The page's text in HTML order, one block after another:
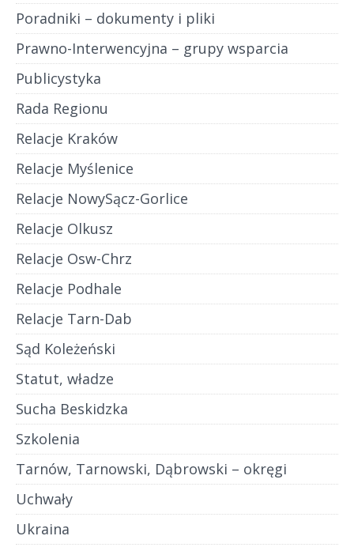
Poradniki – dokumenty i pliki
Prawno-Interwencyjna – grupy wsparcia
Publicystyka
Rada Regionu
Relacje Kraków
Relacje Myślenice
Relacje NowySącz-Gorlice
Relacje Olkusz
Relacje Osw-Chrz
Relacje Podhale
Relacje Tarn-Dab
Sąd Koleżeński
Statut, władze
Sucha Beskidzka
Szkolenia
Tarnów, Tarnowski, Dąbrowski – okręgi
Uchwały
Ukraina